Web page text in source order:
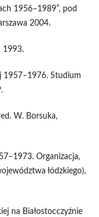
1956–1989”, pod
2004.
1993.
1957–1976. Studium
W. Borsuka,
Organizacja,
łódzkiego),
na Białostocczyźnie